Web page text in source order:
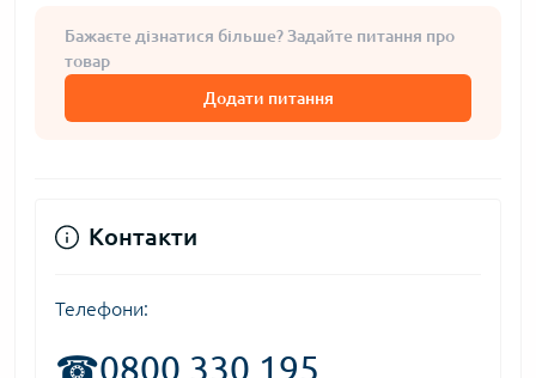
Бажаєте дізнатися більше? Задайте питання про
товар
Додати питання
Контакти
Телефони:
☎0800 330 195